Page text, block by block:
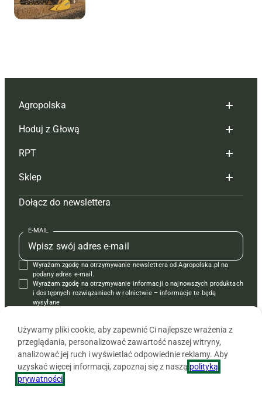
Agropolska
Redakcja
Reklama
Tagi
Mapa serwisu
Kontakt
Regulamin
Polityka prywatności
Hoduj z Głową
Hoduj z głową bydło
Hoduj z głową świnie
Prenumerata
Redakcja
Kontakt
Reklama
RPT
Redakcja
Prenumerata
Reklama
Kontakt
Krzyżówki
Sklep
Czasopisma i prenumerata
Książki
Regulamin
Dołącz do newslettera
E-MAIL
Wyrażam zgodę na otrzymywanie newslettera od Agropolska.pl na
podany adres e-mail.
Wyrażam zgodę na otrzymywanie informacji o najnowszych produktach
i dostępnych rozwiązaniach w rolnictwie – informacje te będą
wysyłane
Używamy pliki cookie, aby zapewnić Ci najlepsze wrażenia z
przeglądania, personalizować zawartość naszej witryny,
analizować jej ruch i wyświetlać odpowiednie reklamy. Aby
uzyskać więcej informacji, zapoznaj się z naszą polityką
prywatności